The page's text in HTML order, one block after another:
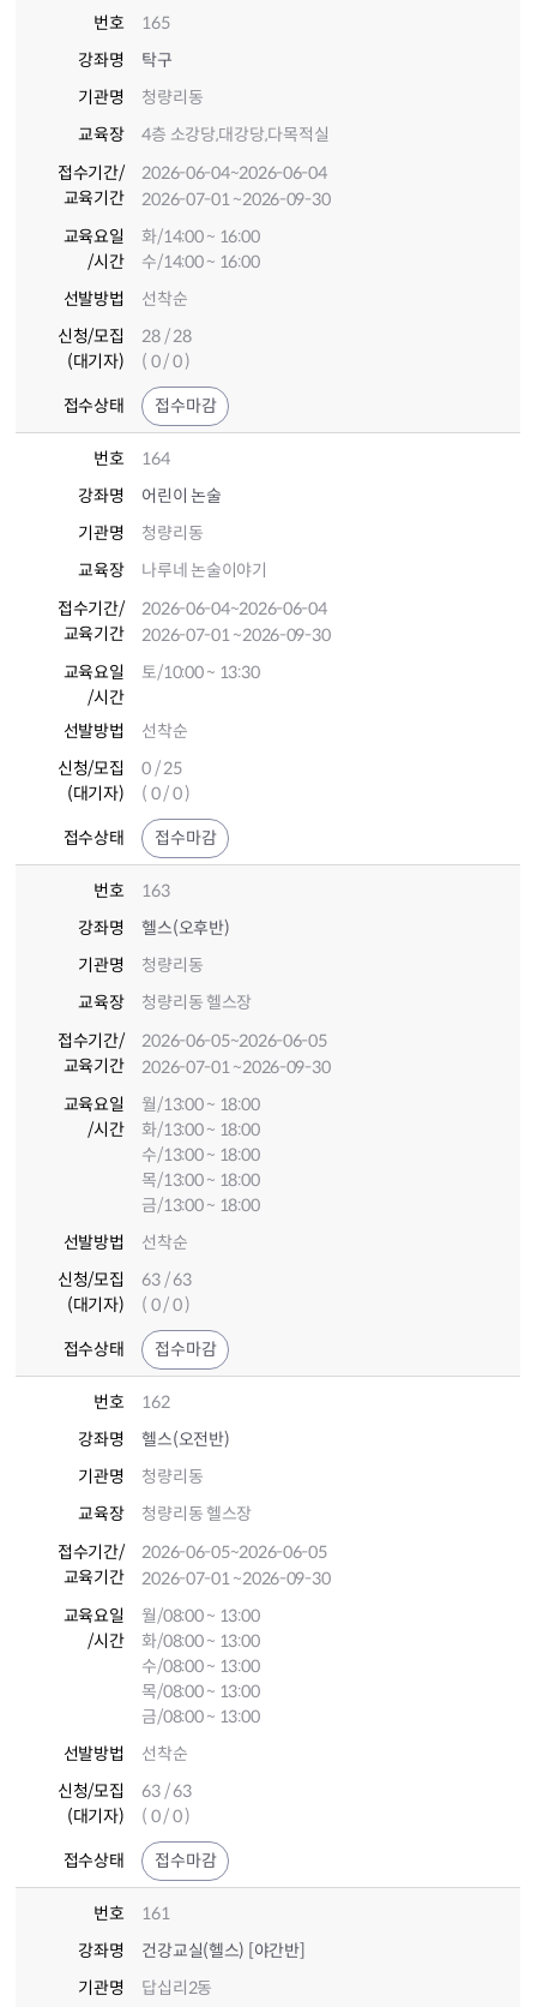
번호
165
강좌명
탁구
기관명
청량리동
교육장
4층 소강당,대강당,다목적실
접수기간/
교육기간
2026-06-04~2026-06-04
2026-07-01~2026-09-30
교육요일
/시간
화/14:00 ~ 16:00
수/14:00 ~ 16:00
선발방법
선착순
신청/모집
(대기자)
28 / 28
( 0 / 0 )
접수상태 접수마감
번호
164
강좌명
어린이 논술
기관명
청량리동
교육장
나루네 논술이야기
접수기간/
교육기간
2026-06-04~2026-06-04
2026-07-01~2026-09-30
교육요일
/시간
토/10:00 ~ 13:30
선발방법
선착순
신청/모집
(대기자)
0 / 25
( 0 / 0 )
접수상태 접수마감
번호
163
강좌명
헬스(오후반)
기관명
청량리동
교육장
청량리동 헬스장
접수기간/
교육기간
2026-06-05~2026-06-05
2026-07-01~2026-09-30
교육요일
/시간
월/13:00 ~ 18:00
화/13:00 ~ 18:00
수/13:00 ~ 18:00
목/13:00 ~ 18:00
금/13:00 ~ 18:00
선발방법
선착순
신청/모집
(대기자)
63 / 63
( 0 / 0 )
접수상태 접수마감
번호
162
강좌명
헬스(오전반)
기관명
청량리동
교육장
청량리동 헬스장
접수기간/
교육기간
2026-06-05~2026-06-05
2026-07-01~2026-09-30
교육요일
/시간
월/08:00 ~ 13:00
화/08:00 ~ 13:00
수/08:00 ~ 13:00
목/08:00 ~ 13:00
금/08:00 ~ 13:00
선발방법
선착순
신청/모집
(대기자)
63 / 63
( 0 / 0 )
접수상태 접수마감
번호
161
강좌명
건강교실(헬스) [야간반]
기관명
답십리2동